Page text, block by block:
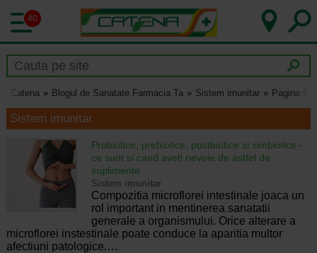
40
Catena Blogul de Sanatate Farmacia Ta Sistem imunitar Pagina 5
Sistem imunitar
Probiotice, prebiotice, postbiotice si simbiotice -
ce sunt si cand aveti nevoie de astfel de
suplimente
Sistem imunitar
Compozitia microflorei intestinale joaca un
rol important in mentinerea sanatatii
generale a organismului. Orice alterare a
microflorei instestinale poate conduce la aparitia multor
afectiuni patologice.…